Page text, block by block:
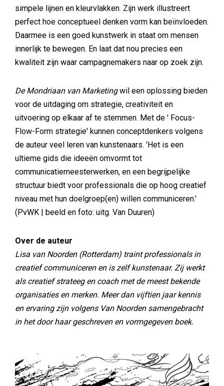
simpele lijnen en kleurvlakken. Zijn werk illustreert
perfect hoe conceptueel denken vorm kan beïnvloeden.
Daarmee is een goed kunstwerk in staat om mensen
innerlijk te bewegen. En laat dat nou precies een
kwaliteit zijn waar campagnemakers naar op zoek zijn.
De Mondriaan van Marketingwil een oplossing bieden
voor de uitdaging om strategie, creativiteit en
uitvoering op elkaar af te stemmen. Met de ' Focus-
Flow-Form strategie' kunnen conceptdenkers volgens
de auteur veel leren van kunstenaars. 'Het is een
ultieme gids die ideeën omvormt tot
communicatiemeesterwerken, en een begrijpelijke
structuur biedt voor professionals die op hoog creatief
niveau met hun doelgroep(en) willen communiceren.'
(PvWK | beeld en foto: uitg. Van Duuren)
Over de auteur
Lisa van Noorden (Rotterdam) traint professionals in
creatief communiceren en is zelf kunstenaar. Zij werkt
als creatief strateeg en coach met de meest bekende
organisaties en merken. Meer dan vijftien jaar kennis
en ervaring zijn volgens Van Noorden samengebracht
in het door haar geschreven en vormgegeven boek.